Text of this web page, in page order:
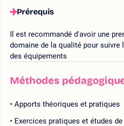
Prérequis
Il est recommandé d'avoir une
domaine de la qualité pour
des équipements
Méthodes
Apports théoriques et pratiques
Exercices pratiques et études de